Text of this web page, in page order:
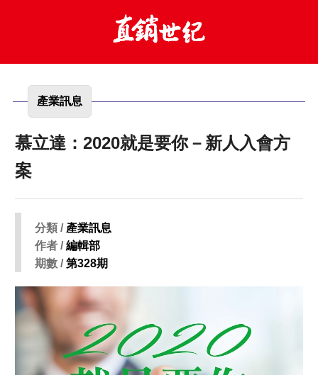
產業訊息
慕立達：2020就是要你－新人入會方
案
分類 / 產業訊息
作者 /編輯部
期數 /第328期